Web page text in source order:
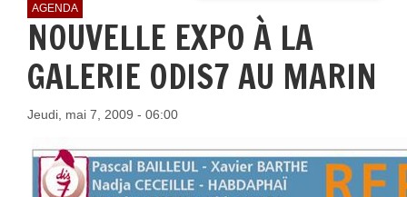
AGENDA
NOUVELLE EXPO À LA
GALERIE ODIS7 AU MARIN
Jeudi, mai 7, 2009 - 06:00